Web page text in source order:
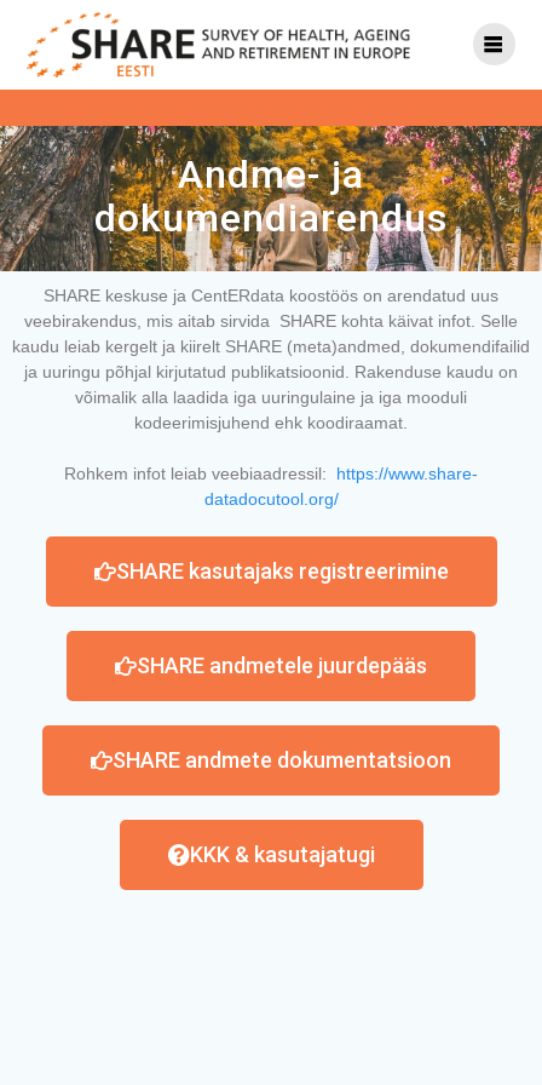
Andme- ja
dokumendiarendus
SHARE keskuse ja CentERdata koostöös on arendatud uus
veebirakendus, mis aitab sirvida SHARE kohta käivat infot. Selle
kaudu leiab kergelt ja kiirelt SHARE (meta)andmed, dokumendifailid
ja uuringu põhjal kirjutatud publikatsioonid. Rakenduse kaudu on
võimalik alla laadida iga uuringulaine ja iga mooduli
kodeerimisjuhend ehk koodiraamat.
Rohkem infot leiab veebiaadressil: https://www.share-
datadocutool.org/
SHARE kasutajaks registreerimine
SHARE andmetele juurdepääs
SHARE andmete dokumentatsioon
KKK & kasutajatugi